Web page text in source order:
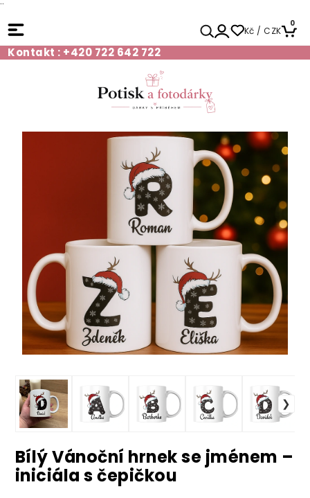
¨
Kč / CZK
0
Kontakt : +420 722 642 722
Bílý Vánoční hrnek se jménem –
iniciála s čepičkou